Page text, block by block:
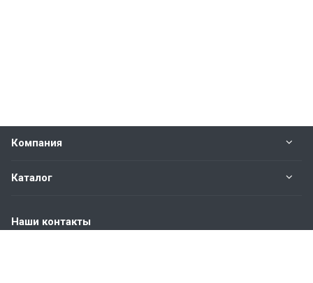
Компания
Каталог
Наши контакты